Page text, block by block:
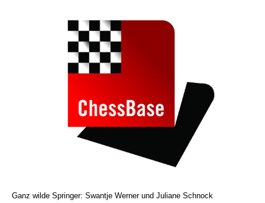
Ganz wilde Springer: Swantje Werner und Juliane Schnock